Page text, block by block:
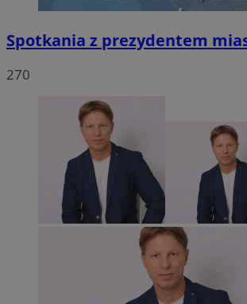
Spotkania z prezydentem
270